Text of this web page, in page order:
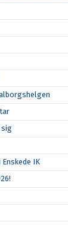
sig
IK